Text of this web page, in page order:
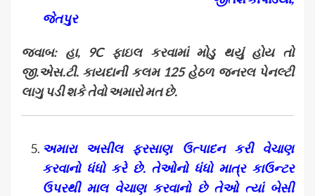
જેતપુર
જવાબ: હા,9C ફાઇલ કરવામાં મોડુ થયું હોય તો
જી.એસ.ટી. કાયદાની કલમ 125 હેઠળ જનરલ પેનલ્ટી
લાગુ પડી શકે તેવો અમારો મત છે.
અમારા અસીલ ફરસાણ ઉત્પાદન કરી વેચાણ
કરવાનો ધંધો કરે છે. તેઓનો ધંધો માત્ર કાઉન્ટર
ઉપરથી માલ વેચાણ કરવાનો છે તેઓ ત્યાં બેસી